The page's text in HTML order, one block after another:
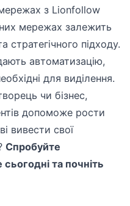
з Lionfollow
мережах залежить
стратегічного підходу.
автоматизацію,
для виділення.
чи бізнес,
допоможе рости
вивести свої
Спробуйте
та почніть